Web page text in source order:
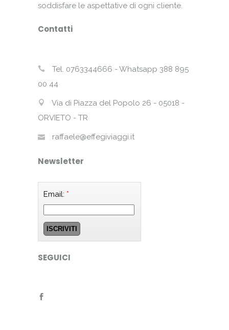
soddisfare le aspettative di ogni cliente.
Contatti
Tel. 0763344666 - Whatsapp 388 895
00 44
Via di Piazza del Popolo 26 - 05018 -
ORVIETO - TR
raffaele@effegiviaggi.it
Newsletter
Email: *
SEGUICI